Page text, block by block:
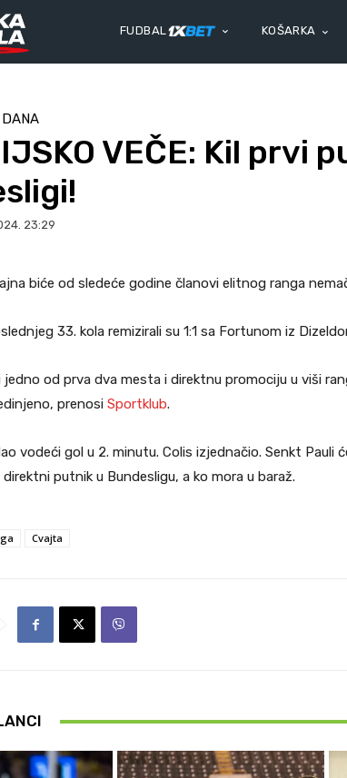
FUDBAL KOŠARKA
VEČE: Kil prvi
23:29
biće od sledeće godine članovi elitnog ranga
33. kola remizirali su 1:1 sa Fortunom iz
jedno od prva dva mesta i direktnu promociju u viši
prenosi Sportklub.
vodeći gol u 2. minutu. Colis izjednačio. Senkt Pauli
putnik u Bundesligu, a ko mora u baraž.
Cvajta